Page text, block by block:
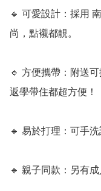
🔹 可愛設計：採用
尚，點襯都靚。
🔹 方便攜帶：附送
返學帶住都超方便！
🔹 易於打理：可手
🔹 親子同款：另有